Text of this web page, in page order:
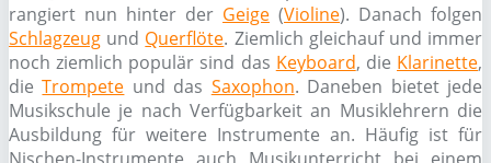
rangiert nun hinter der Geige (Violine). Danach folgen
Schlagzeug und Querflöte. Ziemlich gleichauf und immer
noch ziemlich populär sind das Keyboard, die Klarinette,
dieTrompete und das Saxophon. Daneben bietet jede
Musikschule je nach Verfügbarkeit an Musiklehrern die
Ausbildung für weitere Instrumente an. Häufig ist für